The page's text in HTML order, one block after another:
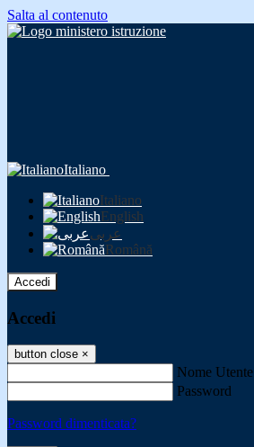
Salta al contenuto
Italiano
Italiano
English
عربى
Română
Accedi
Accedi
button close ×
Nome Utente
Password
Password dimenticata?